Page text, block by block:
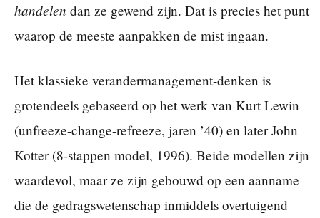
handelen dan ze gewend zijn. Dat is precies het punt
waarop de meeste aanpakken de mist ingaan.
Het klassieke verandermanagement-denken is
grotendeels gebaseerd op het werk van Kurt Lewin
(unfreeze-change-refreeze, jaren ’40) en later John
Kotter (8-stappen model, 1996). Beide modellen zijn
waardevol, maar ze zijn gebouwd op een aanname
die de gedragswetenschap inmiddels overtuigend